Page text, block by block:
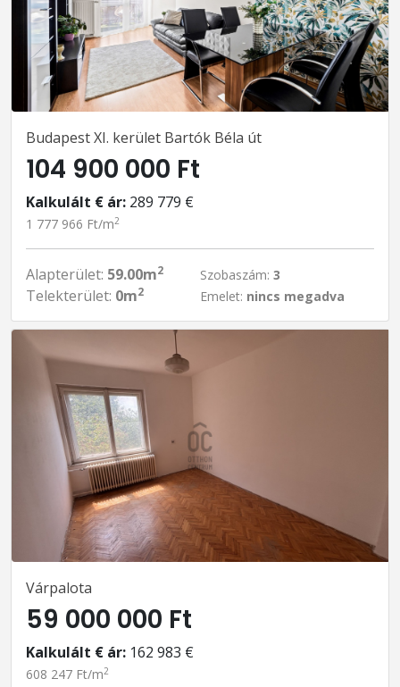
Budapest XI. kerület Bartók Béla út
104 900 000 Ft
Kalkulált € ár: 289 779 €
1 777 966 Ft/m2
Alapterület: 59.00m2
Telekterület: 0m2
Szobaszám: 3
Emelet: nincs megadva
Várpalota
59 000 000 Ft
Kalkulált € ár: 162 983 €
608 247 Ft/m2